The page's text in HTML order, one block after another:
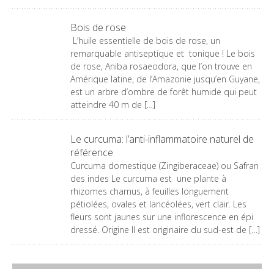
Bois de rose
L’huile essentielle de bois de rose, un
remarquable antiseptique et tonique ! Le bois
de rose, Aniba rosaeodora, que l’on trouve en
Amérique latine, de l’Amazonie jusqu’en Guyane,
est un arbre d’ombre de forêt humide qui peut
atteindre 40 m de […]
Le curcuma: l’anti-inflammatoire naturel de
référence
Curcuma domestique (Zingiberaceae) ou Safran
des indes Le curcuma est une plante à
rhizomes charnus, à feuilles longuement
pétiolées, ovales et lancéolées, vert clair. Les
fleurs sont jaunes sur une inflorescence en épi
dressé. Origine Il est originaire du sud-est de […]